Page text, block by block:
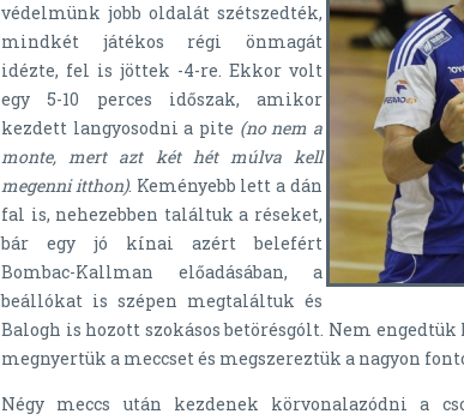
védelmünk jobb oldalát szétszedték,
mindkét játékos régi önmagát
idézte, fel is jöttek -4-re. Ekkor volt
egy 5-10 perces időszak, amikor
kezdett langyosodni a pite (no nem a
monte, mert azt két hét múlva kell
megenni itthon). Keményebb lett a dán
fal is, nehezebben találtuk a réseket,
bár egy jó kínai azért belefért
Bombac-Kallman előadásában, a
beállókat is szépen megtaláltuk és
Balogh is hozott szokásos betörésgólt. Nem
megnyertük a meccset és megszereztük a nagyon
Négy meccs után kezdenek körvonalazódni a